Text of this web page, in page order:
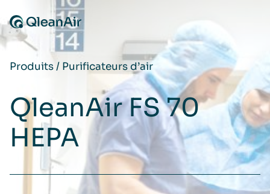
Aller au contenu
Produits/ Purificateurs d’air
QleanAir FS 70
HEPA